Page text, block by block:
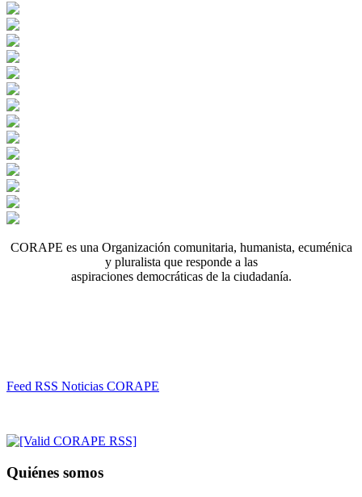
CORAPE es una Organización comunitaria, humanista, ecuménica
y pluralista que responde a las
aspiraciones democráticas de la ciudadanía.
Feed RSS Noticias CORAPE
Quiénes somos